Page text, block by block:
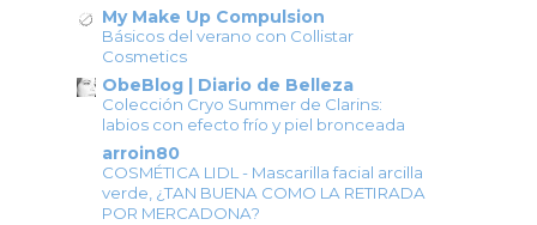
My Make Up Compulsion
Básicos del verano con Collistar
Cosmetics
ObeBlog | Diario de Belleza
Colección Cryo Summer de Clarins:
labios con efecto frío y piel bronceada
arroin80
COSMÉTICA LIDL - Mascarilla facial arcilla
verde, ¿TAN BUENA COMO LA RETIRADA
POR MERCADONA?